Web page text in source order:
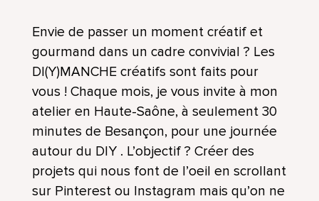
Envie de passer un moment créatif et
gourmand dans un cadre convivial ? Les
DI(Y)MANCHE créatifs sont faits pour
vous ! Chaque mois, je vous invite à mon
atelier en Haute-Saône, à seulement 30
minutes de Besançon, pour une journée
autour du DIY . L’objectif ? Créer des
projets qui nous font de l’oeil en scrollant
sur Pinterest ou Instagram mais qu’on ne